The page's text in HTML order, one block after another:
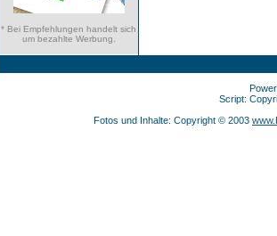
* Bei Empfehlungen handelt sich
um bezahlte Werbung.
Script:
Fotos und Inhalte: Copyright © 2003